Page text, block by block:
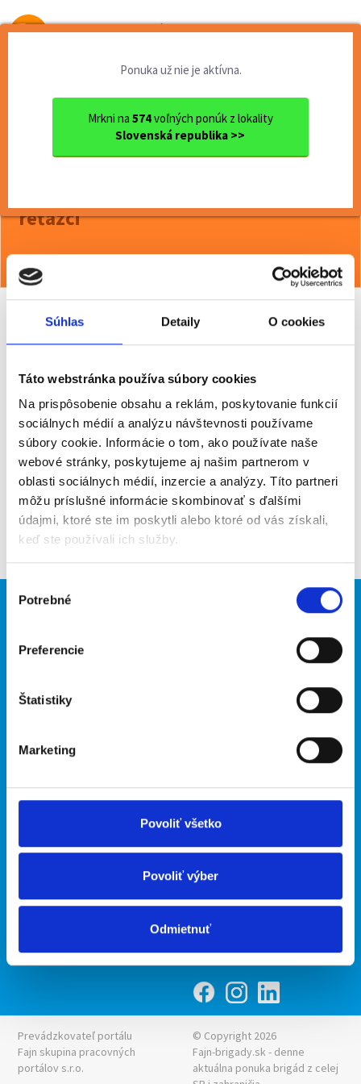
Súhlas Detaily O cookies
Táto webstránka používa súbory cookies
Na prispôsobenie obsahu a reklám, poskytovanie funkcií
sociálnych médií a analýzu návštevnosti používame
súbory cookie. Informácie o tom, ako používate naše
webové stránky, poskytujeme aj našim partnerom v
oblasti sociálnych médií, inzercie a analýzy. Títo partneri
môžu príslušné informácie skombinovať s ďalšími
údajmi, ktoré ste im poskytli alebo ktoré od vás získali,
keď ste používali ich služby.
Výber
súhlasu
Potrebné
Preferencie
Štatistiky
Marketing
Povoliť všetko
Povoliť výber
Odmietnuť
Od prvej brigády
Ponuka už nie je aktívna.
Mrkni na 574voľných ponúk z lokality
Slovenská republika >>
Ok. Zvolen
Termín 29.05. Pokladník / d...
<< Späť
reťazci
Viac o ponuke >>
Odporučiť kamarátovi
Poslať na email
Upozorniť na inzerát
Pridať do obľúbených
Späť
Nové brigády
Kontakt
Podmienky
Zásady ochrany osobných
údajov
INwork.cz
Fajn práce
Fajn-brigady.sk
Prevádzkovateľ portálu
Fajn skupina pracovných
portálov s.r.o.
© Copyright 2026
Fajn-brigady.sk - denne
aktuálna ponuka brigád z celej